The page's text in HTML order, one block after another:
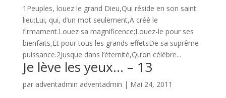
1Peuples, louez le grand Dieu,Qui réside en son saint
lieu;Lui, qui, d’un mot seulement,A créé le
firmament.Louez sa magnificence;Louez-le pour ses
bienfaits,Et pour tous les grands effetsDe sa suprême
puissance.2Jusque dans l’éternité,Qu’on célèbre...
Je lève les yeux… – 13
par adventadmin adventadmin | Mai 24, 2011